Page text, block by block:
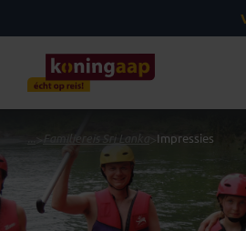
> Familiereis Sri Lanka >Impressies